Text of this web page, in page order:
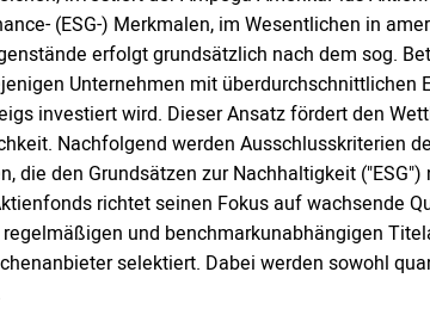
(ESG-) Merkmalen, im Wesentlichen in
erfolgt grundsätzlich nach dem sog.
Unternehmen mit überdurchschnittlichen
investiert wird. Dieser Ansatz fördert den
Nachfolgend werden Ausschlusskriterien
die den Grundsätzen zur Nachhaltigkeit
richtet seinen Fokus auf wachsende
und benchmarkunabhängigen
selektiert. Dabei werden sowohl